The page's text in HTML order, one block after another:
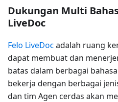
Dukungan Multi
LiveDoc
Felo LiveDoc adalah ruang
dapat membuat dan
batas dalam berbagai
bekerja dengan berbagai
dan tim Agen cerdas akan